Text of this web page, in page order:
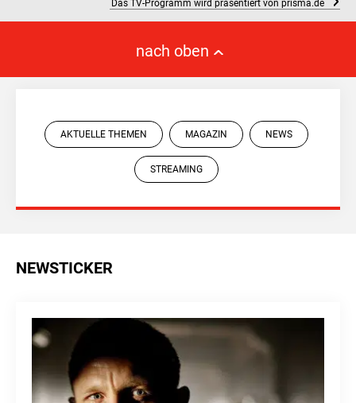
Das TV-Programm wird präsentiert von prisma.de
nach oben
AKTUELLE THEMEN MAGAZIN NEWS
STREAMING
NEWSTICKER